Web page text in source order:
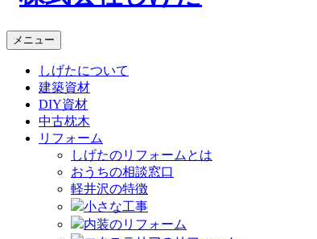
メニュー
しげたについて
建築資材
DIY資材
中古枕木
リフォーム
しげたのリフォームとは
おうちの相談窓口
軽井沢の特徴
小さな工事
内装のリフォーム